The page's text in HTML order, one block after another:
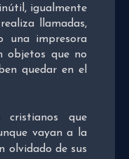
igualmente
llamadas,
una impresora
objetos que no
quedar en el
cristianos que
vayan a la
olvidado de sus